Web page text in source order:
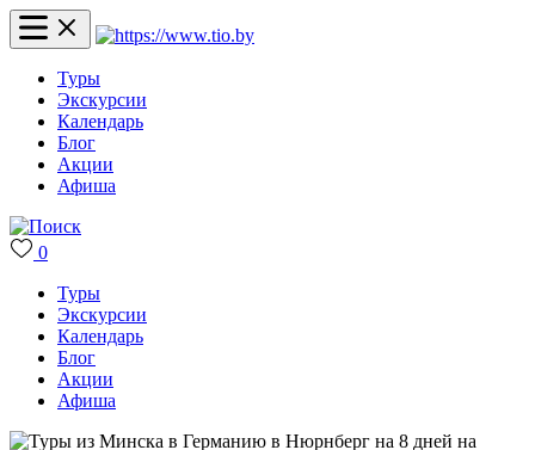
Туры
Экскурсии
Календарь
Блог
Акции
Афиша
0
Туры
Экскурсии
Календарь
Блог
Акции
Афиша